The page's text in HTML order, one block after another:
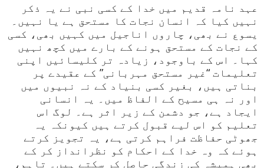
عہد نامہ قدیم میں خدا کے کسی نبی نے یہ ذکر
نہیں کیا کہ انسان نجات کا مستحق ہے یا نہیں۔
یسوع نے بھی، چاروں اناجیل میں کہیں بھی، کسی
کے نجات کے مستحق ہونے کے بارے میں کچھ نہیں
کہا۔ اس کے باوجود، زیادہ تر کلیسائیں اپنی
تعلیمات “غیر مستحق مہربانی” کے عقیدے پر
بناتی ہیں، بغیر کسی بنیاد کے نہ نبیوں میں
اور نہ ہی مسیح کے الفاظ میں۔ یہ انسانی
ایجاد ہے، جو دشمن کے زیر اثر ہے۔ لوگ اس
تعلیم کو اس لیے قبول کرتے ہیں کیونکہ یہ
جھوٹی حفاظت فراہم کرتی ہے، یہ تجویز کرتے
ہوئے کہ وہ خدا کے احکام کو نظرانداز کر کے
بھی ہمیشہ کی زندگی حاصل کر سکتے ہیں۔ تاہم،